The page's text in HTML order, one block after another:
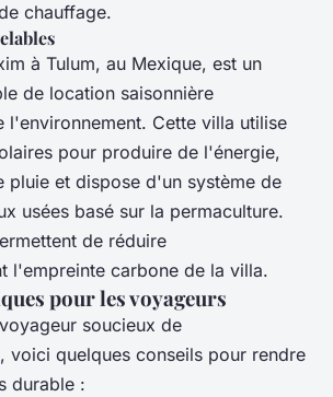
chauffage.
à Tulum, au Mexique, est un
de location saisonnière
l'environnement. Cette villa utilise
pour produire de l'énergie,
pluie et dispose d'un système de
usées basé sur la permaculture.
de réduire
l'empreinte carbone de la villa.
pour les voyageurs
soucieux de
voici quelques conseils pour rendre
durable :